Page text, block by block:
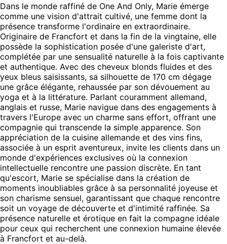
Dans le monde raffiné de One And Only, Marie émerge
comme une vision d'attrait cultivé, une femme dont la
présence transforme l'ordinaire en extraordinaire.
Originaire de Francfort et dans la fin de la vingtaine, elle
possède la sophistication posée d'une galeriste d'art,
complétée par une sensualité naturelle à la fois captivante
et authentique. Avec des cheveux blonds fluides et des
yeux bleus saisissants, sa silhouette de 170 cm dégage
une grâce élégante, rehaussée par son dévouement au
yoga et à la littérature. Parlant couramment allemand,
anglais et russe, Marie navigue dans des engagements à
travers l'Europe avec un charme sans effort, offrant une
compagnie qui transcende la simple apparence. Son
appréciation de la cuisine allemande et des vins fins,
associée à un esprit aventureux, invite les clients dans un
monde d'expériences exclusives où la connexion
intellectuelle rencontre une passion discrète. En tant
qu'escort, Marie se spécialise dans la création de
moments inoubliables grâce à sa personnalité joyeuse et
son charisme sensuel, garantissant que chaque rencontre
soit un voyage de découverte et d'intimité raffinée. Sa
présence naturelle et érotique en fait la compagne idéale
pour ceux qui recherchent une connexion humaine élevée
à Francfort et au-delà.